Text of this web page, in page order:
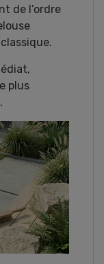
de l’ordre
plus